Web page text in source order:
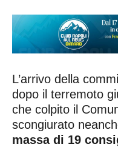
L’arrivo della
dopo il terremoto
che colpito il
scongiurato
massa di 19